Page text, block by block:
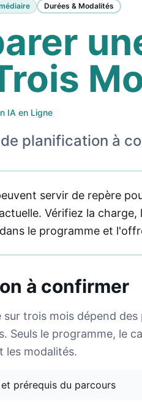
Durées & Modalités
IA en Ligne
planification à
servir de repère
Vérifiez la charge,
le programme et
à confirmer
sur trois mois dépend
Seuls le programme, le
les modalités.
prérequis du parcours